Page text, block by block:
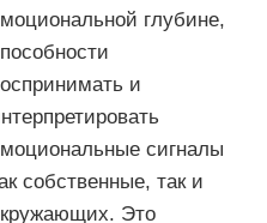
глубине,
и
сигналы
собственные, так и
Это